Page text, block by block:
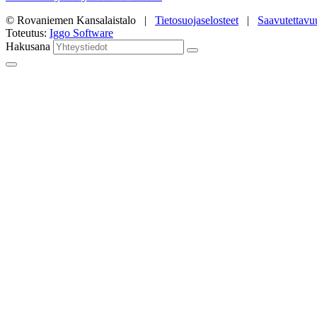
© Rovaniemen Kansalaistalo | Tietosuojaselosteet |
Toteutus: Iggo Software
Hakusana